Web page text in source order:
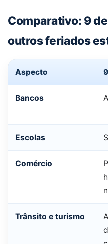
Comparativo: 9
outros feriados
Aspecto
Bancos
Escolas
Comércio
Trânsito e turismo